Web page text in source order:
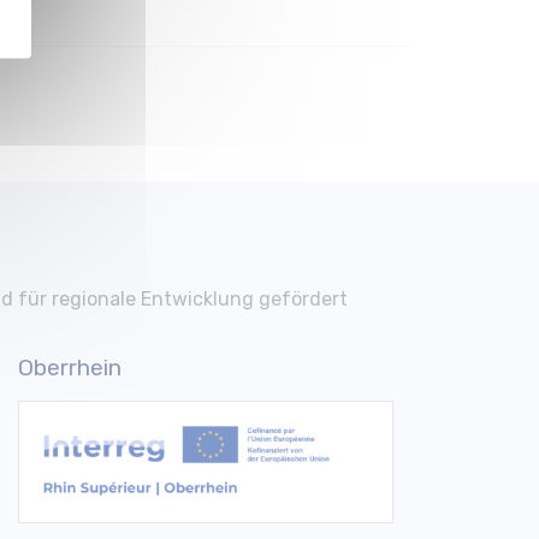
für regionale Entwicklung gefördert
Oberrhein